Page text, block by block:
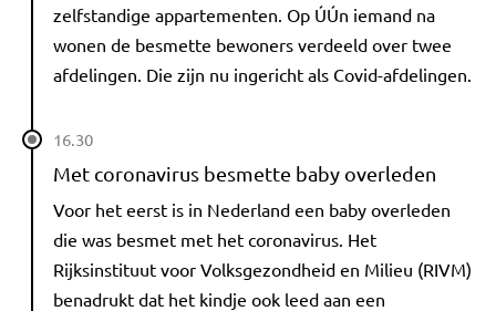
zelfstandige appartementen. Op ÚÚn iemand na
wonen de besmette bewoners verdeeld over twee
afdelingen. Die zijn nu ingericht als Covid-afdelingen.
16.30
Met coronavirus besmette baby overleden
Voor het eerst is in Nederland een baby overleden
die was besmet met het coronavirus. Het
Rijksinstituut voor Volksgezondheid en Milieu (RIVM)
benadrukt dat het kindje ook leed aan een